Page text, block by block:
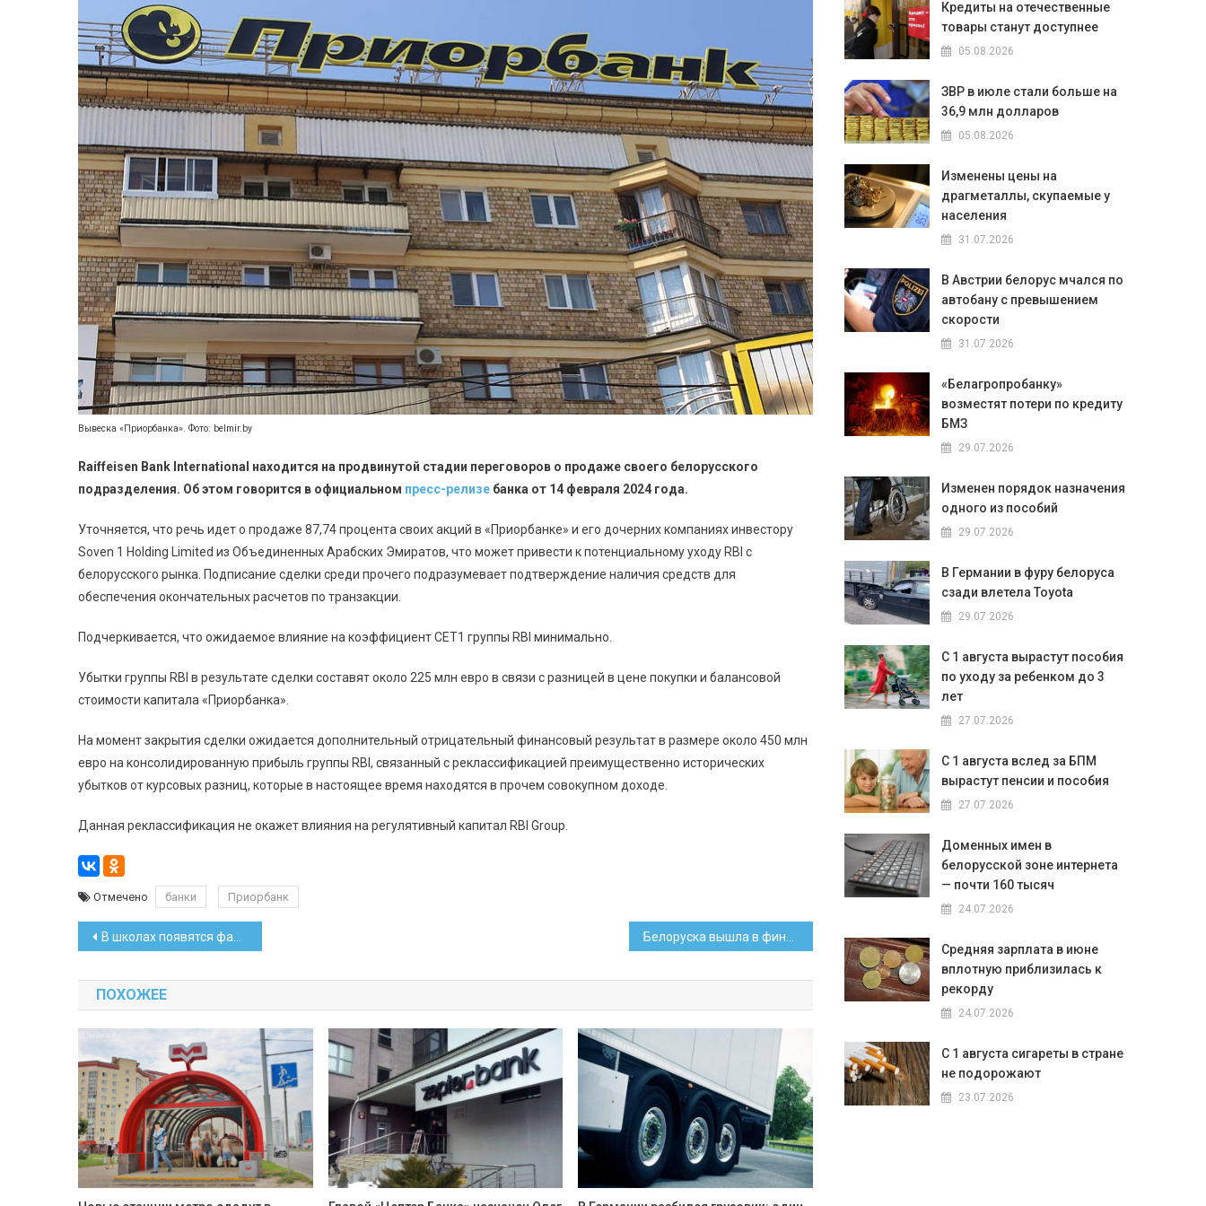
Вывеска «Приорбанка». Фото: belmir.by
Raiffeisen Bank International находится на продвинутой стадии переговоров о продаже своего белорусского
подразделения. Об этом говорится в официальном пресс-релизе банка от 14 февраля 2024 года.
Уточняется, что речь идет о продаже 87,74 процента своих акций в «Приорбанке» и его дочерних компаниях инвестору
Soven 1 Holding Limited из Объединенных Арабских Эмиратов, что может привести к потенциальному уходу RBI с
белорусского рынка. Подписание сделки среди прочего подразумевает подтверждение наличия средств для
обеспечения окончательных расчетов по транзакции.
Подчеркивается, что ожидаемое влияние на коэффициент CET1 группы RBI минимально.
Убытки группы RBI в результате сделки составят около 225 млн евро в связи с разницей в цене покупки и балансовой
стоимости капитала «Приорбанка».
На момент закрытия сделки ожидается дополнительный отрицательный финансовый результат в размере около 450 млн
евро на консолидированную прибыль группы RBI, связанный с реклассификацией преимущественно исторических
убытков от курсовых разниц, которые в настоящее время находятся в прочем совокупном доходе.
Данная реклассификация не окажет влияния на регулятивный капитал RBI Group.
Отмечено банки Приорбанк
Навигация
по
записям
В школах появятся факультативы по танцам – от бальных до современных Белоруска вышла в финал испанской «Фабрики звезд»
ПОХОЖЕЕ
Кредиты на отечественные
товары станут доступнее
05.08.2026
ЗВР в июле стали больше на
36,9 млн долларов
05.08.2026
Изменены цены на
драгметаллы, скупаемые у
населения
31.07.2026
В Австрии белорус мчался по
автобану с превышением
скорости
31.07.2026
«Белагропробанку»
возместят потери по кредиту
БМЗ
29.07.2026
Изменен порядок назначения
одного из пособий
29.07.2026
В Германии в фуру белоруса
сзади влетела Toyota
29.07.2026
С 1 августа вырастут пособия
по уходу за ребенком до 3
лет
27.07.2026
С 1 августа вслед за БПМ
вырастут пенсии и пособия
27.07.2026
Доменных имен в
белорусской зоне интернета
— почти 160 тысяч
24.07.2026
Средняя зарплата в июне
вплотную приблизилась к
рекорду
24.07.2026
С 1 августа сигареты в стране
не подорожают
23.07.2026